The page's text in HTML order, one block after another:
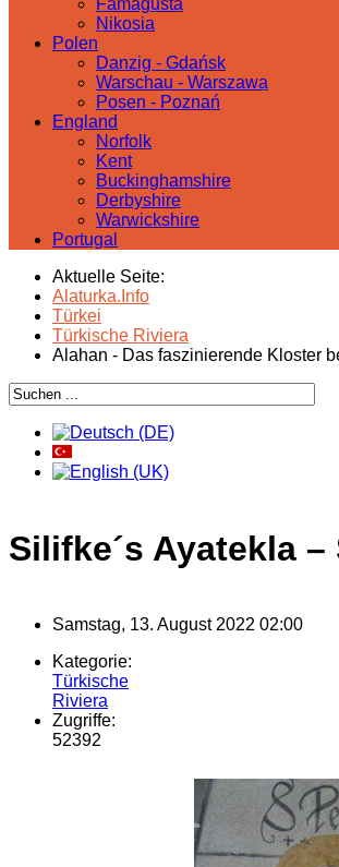
Famagusta
Nikosia
Polen
Danzig - Gdańsk
Warschau - Warszawa
Posen - Poznań
England
Norfolk
Kent
Buckinghamshire
Derbyshire
Warwickshire
Portugal
Aktuelle Seite:
Alaturka.Info
Türkei
Türkische Riviera
Alahan - Das faszinierende Kloster
Silifke´s Ayatekla
Samstag, 13. August 2022 02:00
Kategorie:
Türkische
Riviera
Zugriffe:
52392